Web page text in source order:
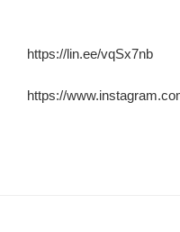
https://lin.ee/vqSx7nb
https://